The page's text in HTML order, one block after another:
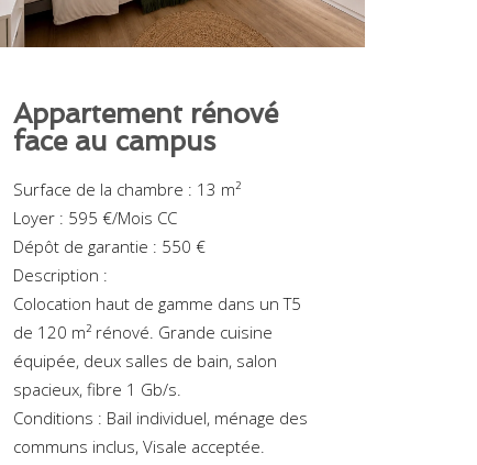
Appartement rénové
face au campus
Surface de la chambre : 13 m²
Loyer : 595 €/Mois CC
Dépôt de garantie : 550 €
Description :
Colocation haut de gamme dans un T5
de 120 m² rénové. Grande cuisine
équipée, deux salles de bain, salon
spacieux, fibre 1 Gb/s.
Conditions : Bail individuel, ménage des
communs inclus, Visale acceptée.